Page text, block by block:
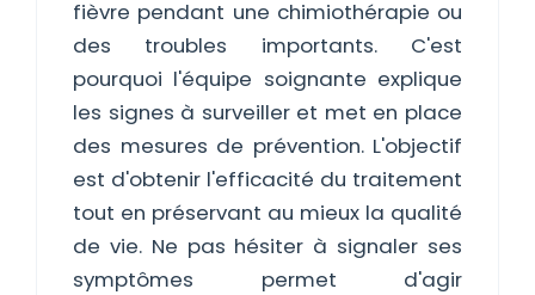
fièvre pendant une chimiothérapie ou
des troubles importants. C'est
pourquoi l'équipe soignante explique
les signes à surveiller et met en place
des mesures de prévention. L'objectif
est d'obtenir l'efficacité du traitement
tout en préservant au mieux la qualité
de vie. Ne pas hésiter à signaler ses
symptômes permet d'agir